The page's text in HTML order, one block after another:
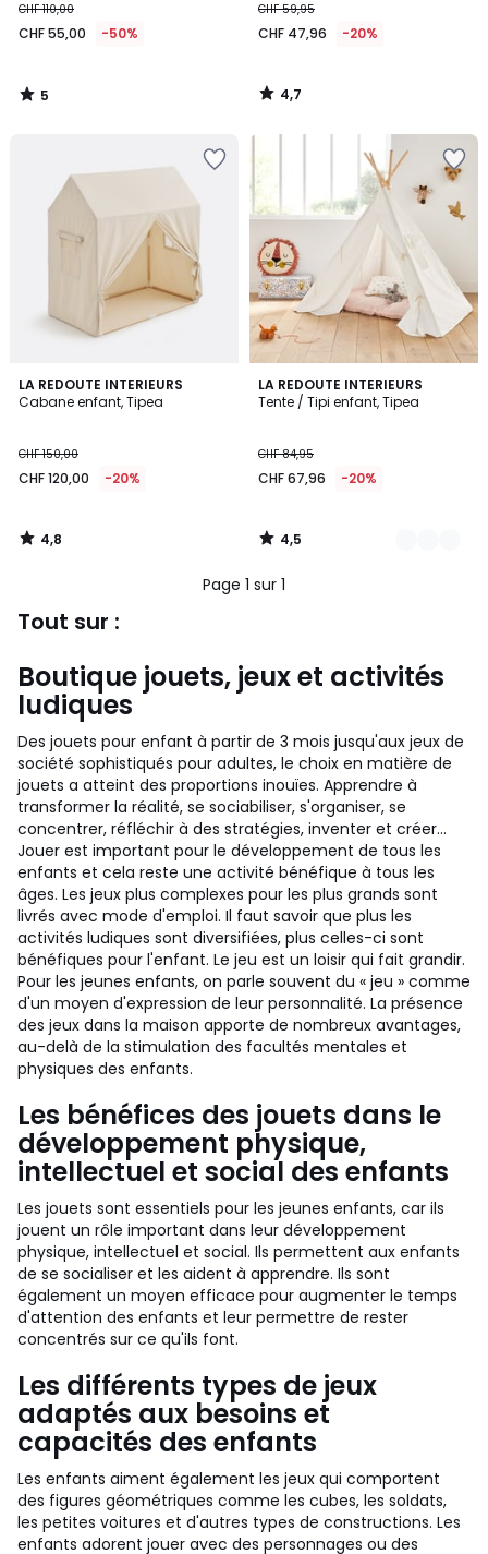
55,00
au
de
CHF
réduction
appliquée.
CHF 110,00
CHF 55,00 -50%
5
/
CHF 59,95
CHF 47,96 -20%
4,7
/
LA REDOUTE INTERIEURS
Cabane enfant, Tipea
CHF 150,00
CHF 120,00 -20%
4,8
/ 5
4,8
/
LA REDOUTE INTERIEURS
Tente / Tipi enfant, Tipea
CHF 84,95
CHF 67,96 -20%
4,5
/ 5
4
Couleurs
4,5
/
Page 1 sur 1
Tout sur :
Boutique jouets, jeux et activités
ludiques
Des jouets pour enfant à partir de 3 mois jusqu'aux jeux de
société sophistiqués pour adultes, le choix en matière de
jouets a atteint des proportions inouïes. Apprendre à
transformer la réalité, se sociabiliser, s'organiser, se
concentrer, réfléchir à des stratégies, inventer et créer...
Jouer est important pour le développement de tous les
enfants et cela reste une activité bénéfique à tous les
âges. Les jeux plus complexes pour les plus grands sont
livrés avec mode d'emploi. Il faut savoir que plus les
activités ludiques sont diversifiées, plus celles-ci sont
bénéfiques pour l'enfant. Le jeu est un loisir qui fait grandir.
Pour les jeunes enfants, on parle souvent du « jeu » comme
d'un moyen d'expression de leur personnalité. La présence
des jeux dans la maison apporte de nombreux avantages,
au-delà de la stimulation des facultés mentales et
physiques des enfants.
Les bénéfices des jouets dans le
développement physique,
intellectuel et social des enfants
Les jouets sont essentiels pour les jeunes enfants, car ils
jouent un rôle important dans leur développement
physique, intellectuel et social. Ils permettent aux enfants
de se socialiser et les aident à apprendre. Ils sont
également un moyen efficace pour augmenter le temps
d'attention des enfants et leur permettre de rester
concentrés sur ce qu'ils font.
Les différents types de jeux
adaptés aux besoins et
capacités des enfants
Les enfants aiment également les jeux qui comportent
des figures géométriques comme les cubes, les soldats,
les petites voitures et d'autres types de constructions. Les
enfants adorent jouer avec des personnages ou des